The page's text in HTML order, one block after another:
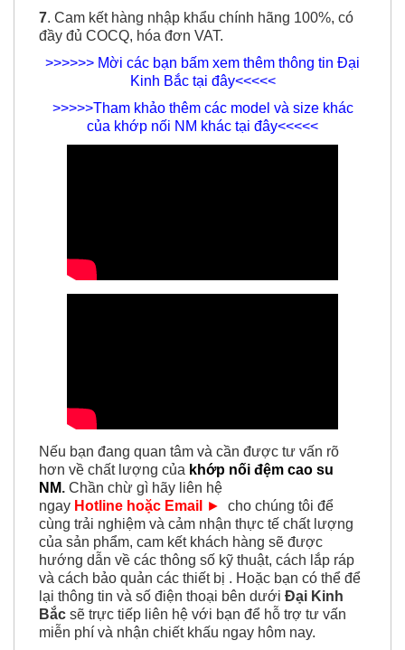
7. Cam kết hàng nhập khẩu chính hãng 100%, có
đầy đủ COCQ, hóa đơn VAT.
>>>>>> Mời các bạn bấm xem thêm thông tin Đại
Kinh Bắc tại đây<<<<<
>>>>>Tham khảo thêm các model và size khác
của khớp nối NM khác tại đây<<<<<
Nếu bạn đang quan tâm và cần được tư vấn rõ
hơn về chất lượng của khớp nối đệm cao su
NM. Chần chừ gì hãy liên hệ
ngay Hotline hoặc Email ►
cho chúng tôi để
cùng trải nghiệm và cảm nhận thực tế chất lượng
của sản phẩm, cam kết khách hàng sẽ được
hướng dẫn về các thông số kỹ thuật, cách lắp ráp
và cách bảo quản các thiết bị . Hoặc bạn có thể để
lại thông tin và số điện thoại bên dưới Đại Kinh
Bắc sẽ trực tiếp liên hệ với bạn để hỗ trợ tư vấn
miễn phí và nhận chiết khấu ngay hôm nay.